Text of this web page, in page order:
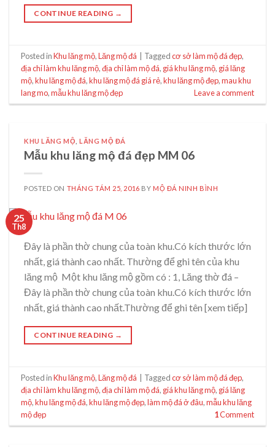
CONTINUE READING →
Posted inKhu lăng mộ,Lăng mộ đá Taggedcơ sở làm mộ đá đẹp,
địa chỉ làm khu lăng mộ,địa chỉ làm mộ đá, giá khu lăng mộ, giá lăng
mộ,khu lăng mộ đá,khu lăng mộ đá giá rẻ,khu lăng mộ đẹp,mau khu
lang mo,mẫu khu lăng mộ đẹp Leave a comment
KHU LĂNG MỘ ,LĂNG MỘ ĐÁ
Mẫu khu lăng mộ đá đẹp MM 06
POSTED ON THÁNG TÁM 25, 2016 BY MỘ ĐÁ NINH BÌNH
25
Th8
Đây là phần thờ chung của toàn khu.Có kích thước lớn
nhất, giá thành cao nhất. Thường để ghi tên của khu
lăng mộ Một khu lăng mộ gồm có : 1, Lăng thờ đá –
Đây là phần thờ chung của toàn khu.Có kích thước lớn
nhất, giá thành cao nhất.Thường để ghi tên [xem tiếp]
CONTINUE READING →
Posted inKhu lăng mộ,Lăng mộ đá Taggedcơ sở làm mộ đá đẹp,
địa chỉ làm khu lăng mộ,địa chỉ làm mộ đá, giá khu lăng mộ, giá lăng
mộ,khu lăng mộ đá,khu lăng mộ đẹp,làm mộ đá ở đâu,mẫu khu lăng
mộ đẹp
1Comment